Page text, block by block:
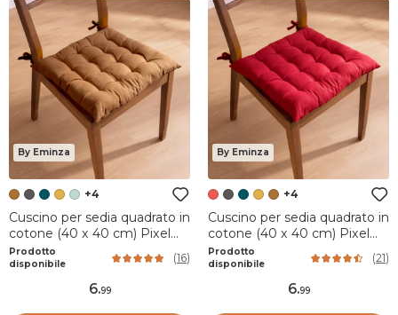
By Eminza
+4
Cuscino per sedia quadrato in
cotone (40 x 40 cm) Pixel
Camel
Prodotto
disponibile
(16)
6.99
By Eminza
+4
Cuscino per sedia quadrato in
cotone (40 x 40 cm) Pixel
Rosso
Prodotto
disponibile
(21)
6.99